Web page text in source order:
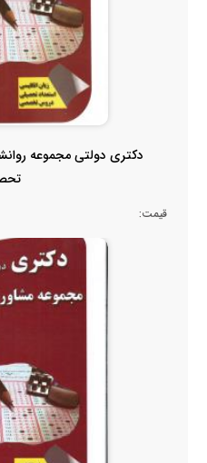
دکتری دولتی مجموعه
قیمت: